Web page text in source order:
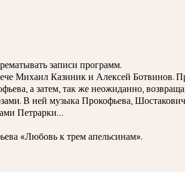
записи программ.
Михаил Казиник и Алексей Ботвинов.
а затем, так же неожиданно,
В ней музыка Прокофьева,
Петрарки…
«Любовь к трем апельсинам».